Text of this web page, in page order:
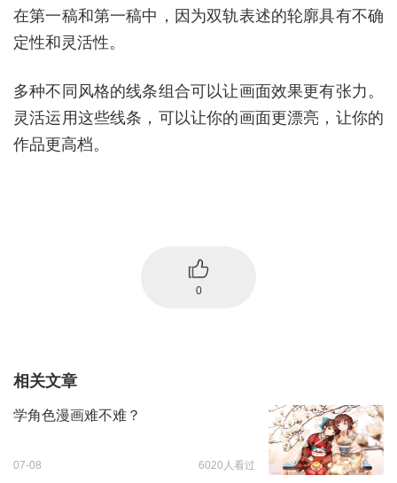
在第一稿和第一稿中，因为双轨表述的轮廓具有不确
定性和灵活性。
多种不同风格的线条组合可以让画面效果更有张力。
灵活运用这些线条，可以让你的画面更漂亮，让你的
作品更高档。
0
相关文章
学角色漫画难不难？
07-08 6020人看过